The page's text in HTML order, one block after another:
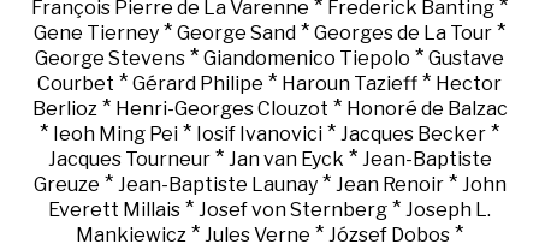
François Pierre de La Varenne * Frederick Banting *
Gene Tierney * George Sand * Georges de La Tour *
George Stevens * Giandomenico Tiepolo * Gustave
Courbet * Gérard Philipe * Haroun Tazieff * Hector
Berlioz* Henri-Georges Clouzot * Honoré de Balzac
* Ieoh Ming Pei * Iosif Ivanovici * Jacques Becker *
Jacques Tourneur* Jan van Eyck * Jean-Baptiste
Greuze * Jean-Baptiste Launay* Jean Renoir* John
Everett Millais * Josef von Sternberg * Joseph L.
Mankiewicz * Jules Verne * József Dobos *